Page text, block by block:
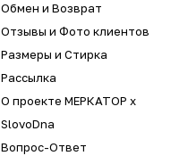
Обмен и Возврат
Отзывы и Фото клиентов
Размеры и Стирка
Рассылка
О проекте МЕРКАТОР x
SlovoDna
Вопрос-Ответ